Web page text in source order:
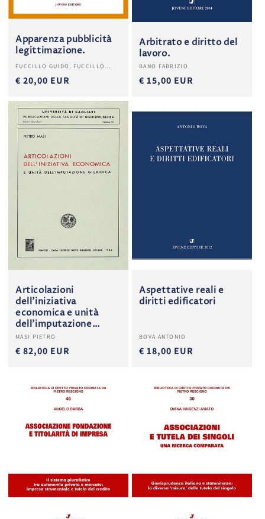
Apparenza pubblicità
legittimazione.
Produttore:
FUCCILLO GUIDO, FUCCILLO
€ 20,00 EUR
Arbitrato e diritto del
lavoro.
Produttore:
BANO FABRIZIO
€ 15,00 EUR
Articolazioni
dell'iniziativa
economica e unità
dell'imputazione
giuridica.
Produttore:
MASI PIETRO
€ 82,00 EUR
Aspettative reali e
diritti edificatori
Produttore:
BOVA ANTONIO
€ 18,00 EUR